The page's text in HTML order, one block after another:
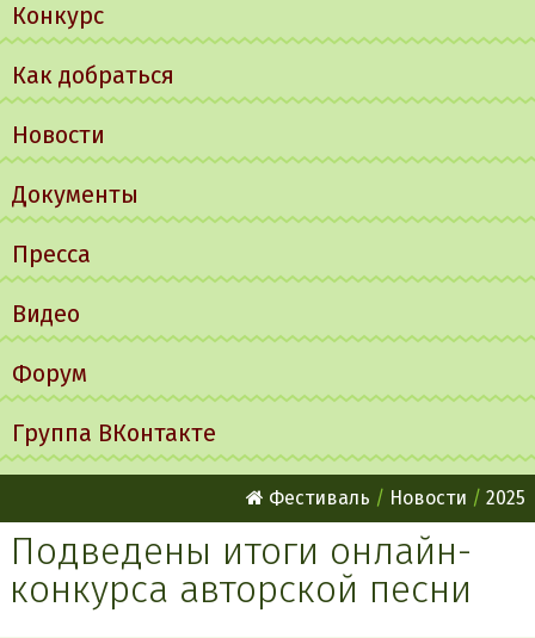
Конкурс
Как добраться
Новости
Документы
Пресса
Видео
Форум
Группа ВКонтакте
Фестиваль Новости 2025
Подведены итоги онлайн-
конкурса авторской песни